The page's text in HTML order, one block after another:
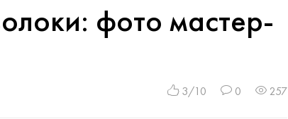
фото мастер-
3/10 0 257